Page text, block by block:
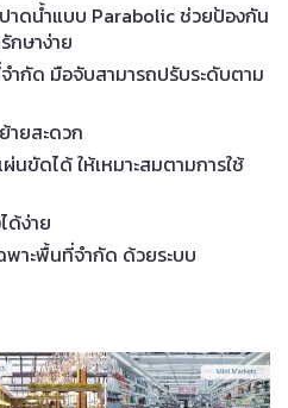
าดน้ำแบบ Parabolic ช่วยป้องกัน
กษาง่าย
ำกัด มือจับสามารถปรับระดับตาม
ายสะดวก
นขัดได้ ให้เหมาะสมตามการใช้
ด้ง่าย
พาะพื้นที่จำกัด ด้วยระบบ